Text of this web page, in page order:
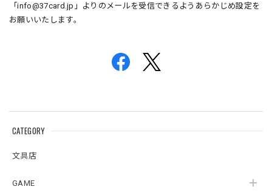
CATEGORY
文具店
GAME
「info@37card.jp 」よりのメールを受信できるようあらかじめ設定を
お願いいたします。